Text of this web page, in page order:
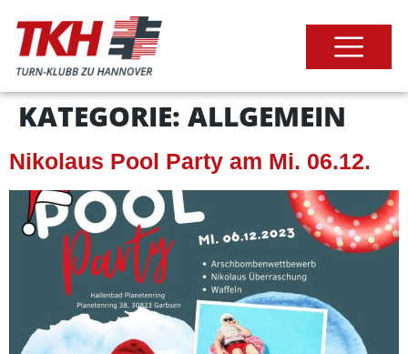
KATEGORIE: ALLGEMEIN
Nikolaus Pool Party am Mi. 06.12.